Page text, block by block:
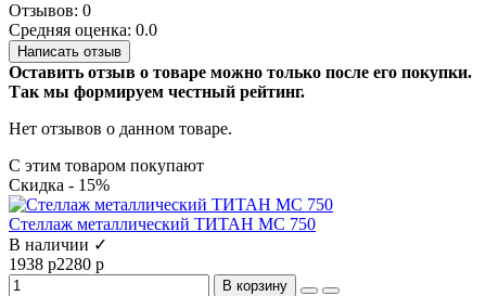
Отзывов: 0
Средняя оценка: 0.0
Написать отзыв
Оставить отзыв о товаре можно только после его покупки.
Так мы формируем честный рейтинг.
Нет отзывов о данном товаре.
С этим товаром покупают
Скидка - 15%
Стеллаж металлический ТИТАН МС 750
В наличии ✓
1938 р2280 р
В корзину